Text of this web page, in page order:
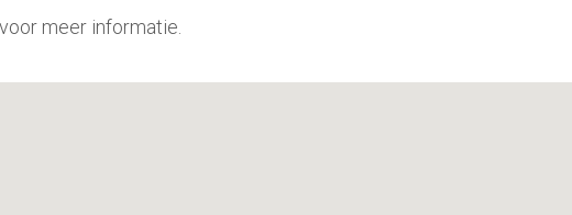
meer informatie.